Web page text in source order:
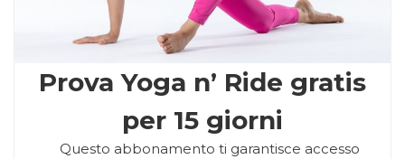
Prova Yoga n’ Ride gratis
per 15 giorni
Questo abbonamento ti garantisce accesso